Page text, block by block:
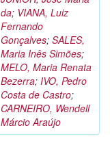
da; VIANA, Luiz
Fernando
Gonçalves; SALES,
Maria Inês Simões;
MELO, Maria Renata
Bezerra; IVO, Pedro
Costa de Castro;
CARNEIRO, Wendell
Márcio Araújo